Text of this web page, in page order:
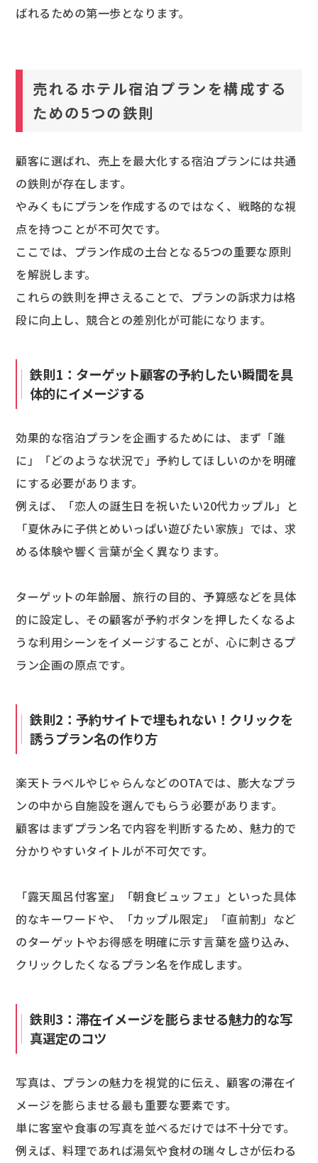
ばれるための第一歩となります。
売れるホテル宿泊プランを構成する
ための5つの鉄則
顧客に選ばれ、売上を最大化する宿泊プランには共通
の鉄則が存在します。
やみくもにプランを作成するのではなく、戦略的な視
点を持つことが不可欠です。
ここでは、プラン作成の土台となる5つの重要な原則
を解説します。
これらの鉄則を押さえることで、プランの訴求力は格
段に向上し、競合との差別化が可能になります。
鉄則1：ターゲット顧客の予約したい瞬間を具
体的にイメージする
効果的な宿泊プランを企画するためには、まず「誰
に」「どのような状況で」予約してほしいのかを明確
にする必要があります。
例えば、「恋人の誕生日を祝いたい20代カップル」と
「夏休みに子供とめいっぱい遊びたい家族」では、求
める体験や響く言葉が全く異なります。
ターゲットの年齢層、旅行の目的、予算感などを具体
的に設定し、その顧客が予約ボタンを押したくなるよ
うな利用シーンをイメージすることが、心に刺さるプ
ラン企画の原点です。
鉄則2：予約サイトで埋もれない！クリックを
誘うプラン名の作り方
楽天トラベルやじゃらんなどのOTAでは、膨大なプラ
ンの中から自施設を選んでもらう必要があります。
顧客はまずプラン名で内容を判断するため、魅力的で
分かりやすいタイトルが不可欠です。
「露天風呂付客室」「朝食ビュッフェ」といった具体
的なキーワードや、「カップル限定」「直前割」など
のターゲットやお得感を明確に示す言葉を盛り込み、
クリックしたくなるプラン名を作成します。
鉄則3：滞在イメージを膨らませる魅力的な写
真選定のコツ
写真は、プランの魅力を視覚的に伝え、顧客の滞在イ
メージを膨らませる最も重要な要素です。
単に客室や食事の写真を並べるだけでは不十分です。
例えば、料理であれば湯気や食材の瑞々しさが伝わる